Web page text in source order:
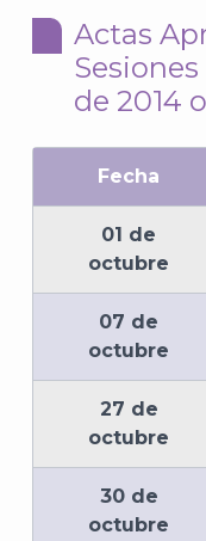
Actas
de 2014
Fecha
01 de
octubre
07 de
octubre
27 de
octubre
30 de
octubre